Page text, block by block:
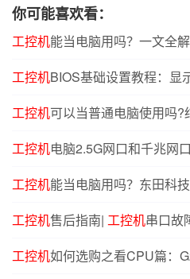
你可能喜欢看：
工控机能当电脑用吗？一文全解
工控机BIOS基础设置教程：显
工控机可以当普通电脑使用吗
工控机电脑2.5G网口和千兆网
工控机能当电脑用吗？东田科技
工控机售后指南| 工控机串口故
工控机如何选购之看CPU篇：